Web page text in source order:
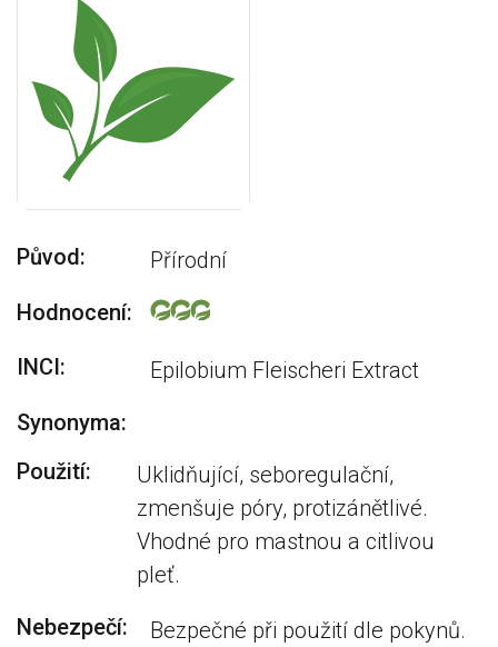
Původ:
Přírodní
Hodnocení:
INCI:
Epilobium Fleischeri Extract
Synonyma:
Použití:
Uklidňující, seboregulační,
zmenšuje póry, protizánětlivé.
Vhodné pro mastnou a citlivou
pleť.
Nebezpečí:
Bezpečné při použití dle pokynů.